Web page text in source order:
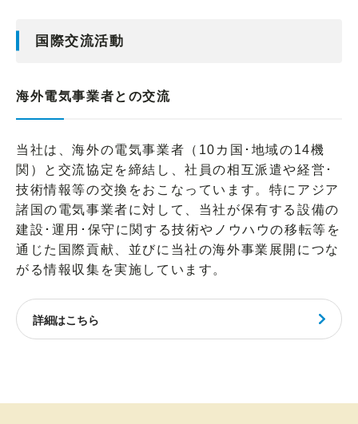
国際交流活動
海外電気事業者との交流
当社は、海外の電気事業者（10カ国･地域の14機
関）と交流協定を締結し、社員の相互派遣や経営･
技術情報等の交換をおこなっています。特にアジア
諸国の電気事業者に対して、当社が保有する設備の
建設･運用･保守に関する技術やノウハウの移転等を
通じた国際貢献、並びに当社の海外事業展開につな
がる情報収集を実施しています。
詳細はこちら